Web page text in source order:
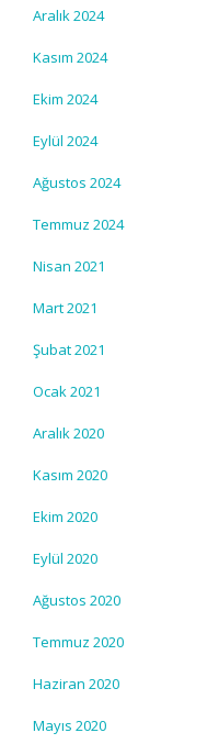
Aralık 2024
Kasım 2024
Ekim 2024
Eylül 2024
Ağustos 2024
Temmuz 2024
Nisan 2021
Mart 2021
Şubat 2021
Ocak 2021
Aralık 2020
Kasım 2020
Ekim 2020
Eylül 2020
Ağustos 2020
Temmuz 2020
Haziran 2020
Mayıs 2020